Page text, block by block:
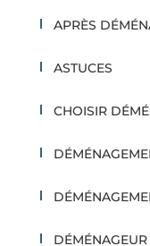
APRÈS
ASTUCES
CHOISIR
DÉMÉNAGEUR